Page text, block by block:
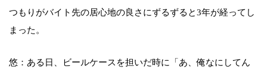
つもりがバイト先の居心地の良さにずるずると3年が経ってし
まった。
悠：ある日、ビールケースを担いだ時に「あ、俺なにしてん